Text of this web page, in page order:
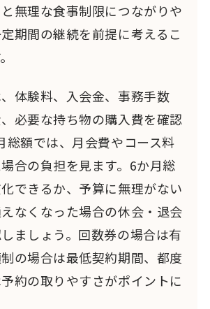
無理な食事制限につながりや
期間の継続を前提に考えるこ
体験料、入会金、事務手数
必要な持ち物の購入費を確認
総額では、月会費やコース料
合の負担を見ます。6か月総
できるか、予算に無理がない
なくなった場合の休会・退会
ましょう。回数券の場合は有
の場合は最低契約期間、都度
約の取りやすさがポイントに